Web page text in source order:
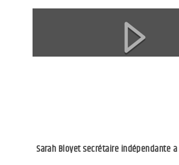
Sarah Bloyet secrétaire indépendante